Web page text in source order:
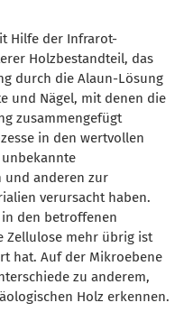
Hilfe der Infrarot-
Holzbestandteil, das
durch die Alaun-Lösung
und Nägel, mit denen die
zusammengefügt
in den wertvollen
und anderen zur
verursacht haben.
in den betroffenen
Zellulose mehr übrig ist
hat. Auf der Mikroebene
zu anderem,
Holz erkennen.